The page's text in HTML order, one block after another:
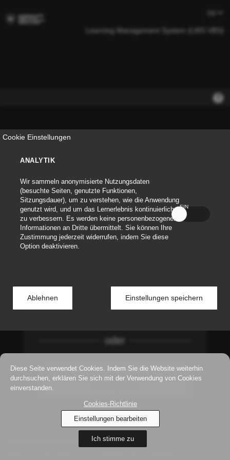
Learning Management System (LMS VBS)
Anmeldename
Passwort
Angemeldet bleiben Passwort vergessen
Informationen zur Selbstregistrierung finden
oder
Anmeldung nur für Bundespersonal
Diese Seite verwendet Cookies. Indem Sie die Website weiterhin
durchsuchen, erklären Sie sich mit der Verwendung von Cookies
einverstanden.
Cookies-Richtlinie
Einstellungen bearbeiten
Ich stimme zu
Cookie Einstellungen
ANALYTIK
Wir sammeln anonymisierte Nutzungsdaten
(besuchte Seiten, genutzte Funktionen,
Sitzungsdauer), um zu verstehen, wie die Anwendung
genutzt wird, und um das Lernerlebnis kontinuierlich
zu verbessern. Es werden keine personenbezogenen
Informationen an Dritte übermittelt. Sie können Ihre
Zustimmung jederzeit widerrufen, indem Sie diese
Option deaktivieren.
EIN
AUS
Einstellungen speichern
Ablehnen